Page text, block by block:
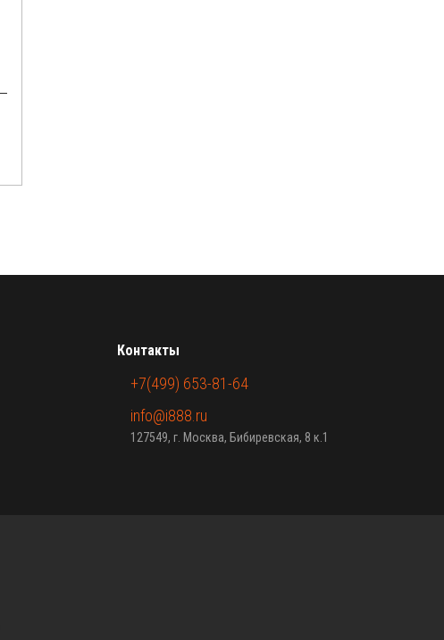
Контакты
+7(499) 653-81-64
info@i888.ru
127549, г. Москва, Бибиревская, 8 к.1